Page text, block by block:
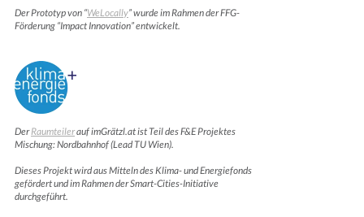
Der Prototyp von “WeLocally” wurde im Rahmen der FFG-
Förderung “Impact Innovation” entwickelt.
DerRaumteilerauf imGrätzl.at ist Teil des F&E Projektes
Mischung: Nordbahnhof (Lead TU Wien).
Dieses Projekt wird aus Mitteln des Klima- und Energiefonds
gefördert und im Rahmen der Smart-Cities-Initiative
durchgeführt.